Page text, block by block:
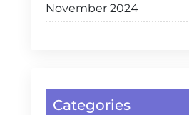
November 2024
Categories